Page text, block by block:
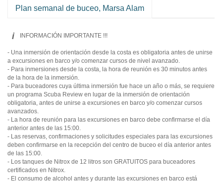
Plan semanal de buceo, Marsa Alam
i INFORMACIÓN IMPORTANTE !!!
- Una inmersión de orientación desde la costa es obligatoria antes de unirse
a excursiones en barco y/o comenzar cursos de nivel avanzado.
- Para inmersiones desde la costa, la hora de reunión es 30 minutos antes
de la hora de la inmersión.
- Para buceadores cuya última inmersión fue hace un año o más, se requiere
un programa Scuba Review en lugar de la inmersión de orientación
obligatoria, antes de unirse a excursiones en barco y/o comenzar cursos
avanzados.
- La hora de reunión para las excursiones en barco debe confirmarse el día
anterior antes de las 15:00.
- Las reservas, confirmaciones y solicitudes especiales para las excursiones
deben confirmarse en la recepción del centro de buceo el día anterior antes
de las 15:00.
- Los tanques de Nitrox de 12 litros son GRATUITOS para buceadores
certificados en Nitrox.
- El consumo de alcohol antes y durante las excursiones en barco está